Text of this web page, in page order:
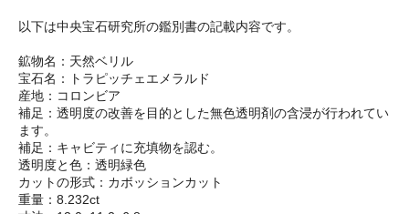
以下は中央宝石研究所の鑑別書の記載内容です。
鉱物名：天然ベリル
宝石名：トラピッチェエメラルド
産地：コロンビア
補足：透明度の改善を目的とした無色透明剤の含浸が行われてい
ます。
補足：キャビティに充填物を認む。
透明度と色：透明緑色
カットの形式：カボッションカット
重量：8.232ct